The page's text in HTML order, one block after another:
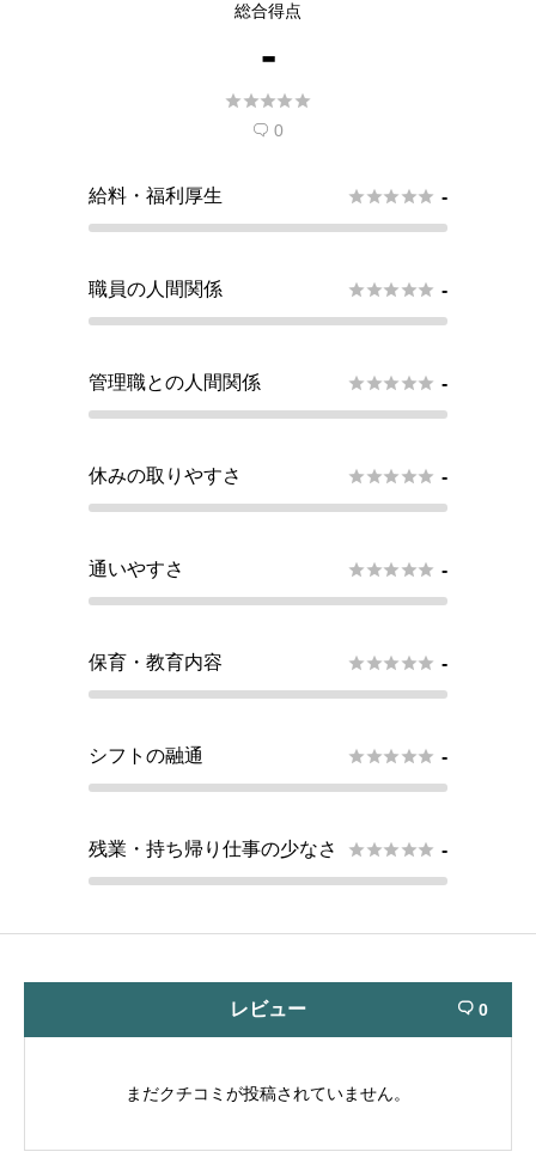
総合得点
-

 0
給料・福利厚生  -
職員の人間関係  -
管理職との人間関係  -
休みの取りやすさ  -
通いやすさ  -
保育・教育内容  -
シフトの融通  -
残業・持ち帰り仕事の少なさ  -
レビュー  0
まだクチコミが投稿されていません。